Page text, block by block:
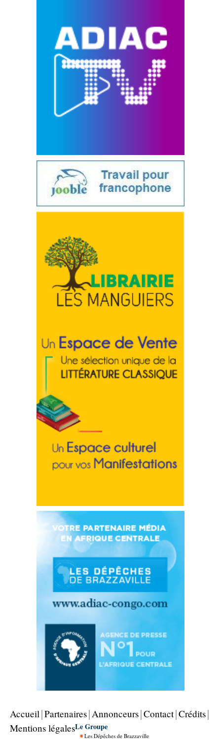
Accueil Partenaires Annonceurs Contact Crédits
Mentions légalesLe Groupe
Les Dépêches de Brazzaville